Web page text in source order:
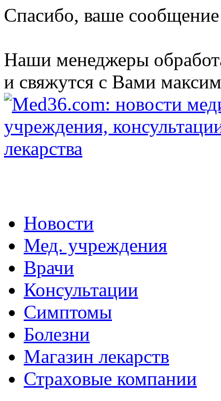
Спасибо, ваше
Наши менеджеры
и свяжутся с Вами
Новости
Мед. учреждения
Врачи
Консультации
Симптомы
Болезни
Магазин лекарств
Страховые компании